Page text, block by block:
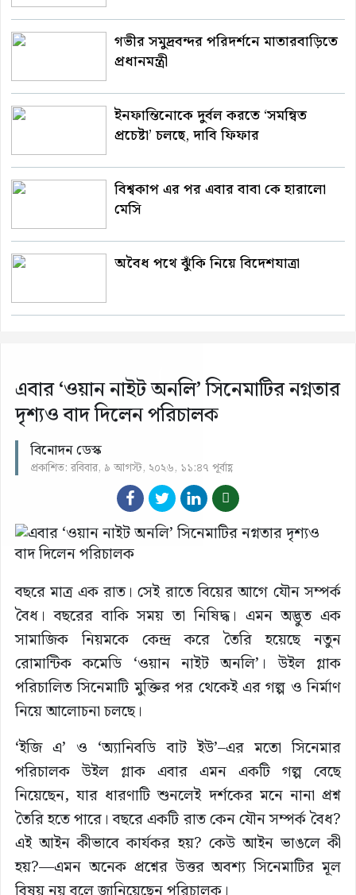
গভীর সমুদ্রবন্দর পরিদর্শনে মাতারবাড়িতে
প্রধানমন্ত্রী
ইনফান্তিনোকে দুর্বল করতে ‘সমন্বিত
প্রচেষ্টা’ চলছে, দাবি ফিফার
বিশ্বকাপ এর পর এবার বাবা কে হারালো
মেসি
অবৈধ পথে ঝুঁকি নিয়ে বিদেশযাত্রা
এবার ‘ওয়ান নাইট অনলি’ সিনেমাটির নগ্নতার
দৃশ্যও বাদ দিলেন পরিচালক
বিনোদন ডেস্ক
প্রকাশিত: রবিবার, ৯ আগস্ট, ২০২৬, ১১:৪৭ পূর্বাহ্ণ
বছরে মাত্র এক রাত। সেই রাতে বিয়ের আগে যৌন সম্পর্ক
বৈধ। বছরের বাকি সময় তা নিষিদ্ধ। এমন অদ্ভুত এক
সামাজিক নিয়মকে কেন্দ্র করে তৈরি হয়েছে নতুন
রোমান্টিক কমেডি ‘ওয়ান নাইট অনলি’। উইল গ্লাক
পরিচালিত সিনেমাটি মুক্তির পর থেকেই এর গল্প ও নির্মাণ
নিয়ে আলোচনা চলছে।
‘ইজি এ’ ও ‘অ্যানিবডি বাট ইউ’–এর মতো সিনেমার
পরিচালক উইল গ্লাক এবার এমন একটি গল্প বেছে
নিয়েছেন, যার ধারণাটি শুনলেই দর্শকের মনে নানা প্রশ্ন
তৈরি হতে পারে। বছরে একটি রাত কেন যৌন সম্পর্ক বৈধ?
এই আইন কীভাবে কার্যকর হয়? কেউ আইন ভাঙলে কী
হয়?—এমন অনেক প্রশ্নের উত্তর অবশ্য সিনেমাটির মূল